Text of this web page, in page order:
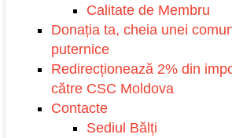
Calitate de Membru
Donația ta, cheia unei
puternice
Redirecționează 2% din
către CSC Moldova
Contacte
Sediul Bălți